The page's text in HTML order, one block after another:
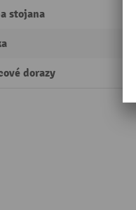
stojana
dorazy